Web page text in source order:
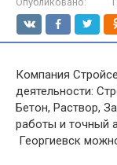
Компания
деятельности:
Бетон, Раствор,
работы и точный
Георгиевск